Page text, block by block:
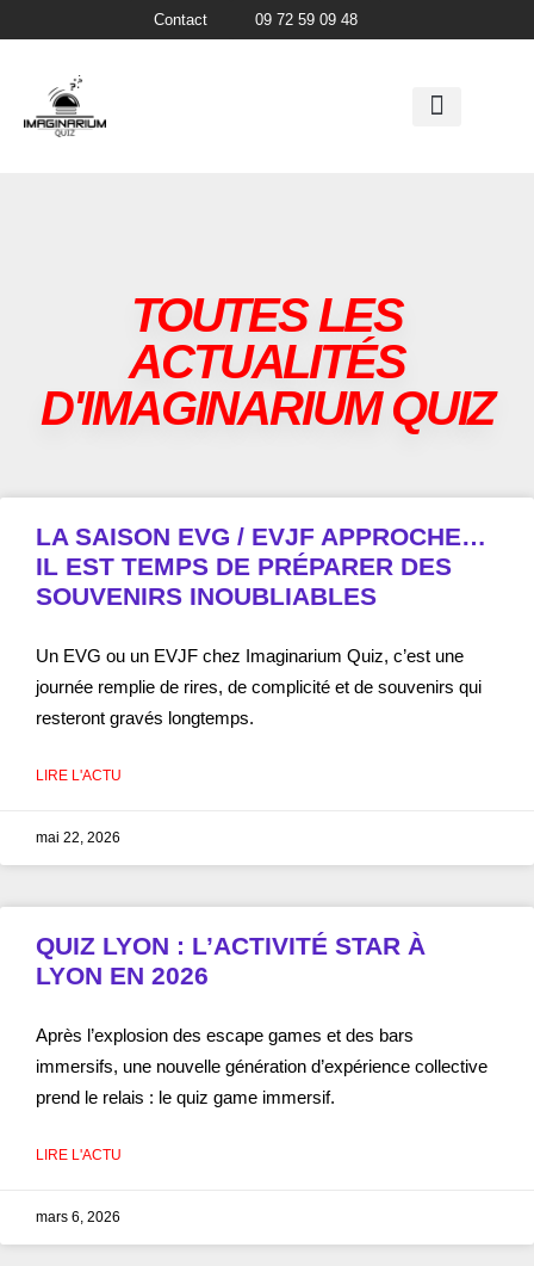
Contact 09 72 59 09 48
TOUTES LES
ACTUALITÉS
D'IMAGINARIUM QUIZ
LA SAISON EVG / EVJF APPROCHE…
IL EST TEMPS DE PRÉPARER DES
SOUVENIRS INOUBLIABLES
Un EVG ou un EVJF chez Imaginarium Quiz, c’est une
journée remplie de rires, de complicité et de souvenirs qui
resteront gravés longtemps.
LIRE L'ACTU
mai 22, 2026
QUIZ LYON : L’ACTIVITÉ STAR À
LYON EN 2026
Après l’explosion des escape games et des bars
immersifs, une nouvelle génération d’expérience collective
prend le relais : le quiz game immersif.
LIRE L'ACTU
mars 6, 2026